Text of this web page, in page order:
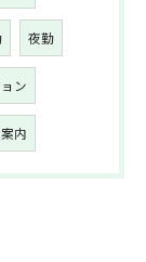
夜勤
ン
内